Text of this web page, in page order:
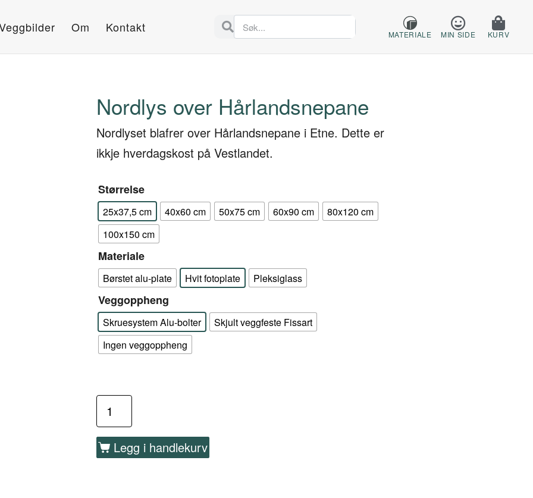
Om Kontakt MATERIALE MIN SIDE KURV
Nordlys over Hårlandsnepane
Nordlyset blafrer over Hårlandsnepane i Etne. Dette er
ikkje hverdagskost på Vestlandet.
Størrelse
25x37,5 cm 40x60 cm 50x75 cm 60x90 cm
80x120 cm
100x150 cm
Materiale
Børstet alu-plate Hvit fotoplate Pleksiglass
Veggoppheng
Skruesystem Alu-bolter
Skjult veggfeste Fissart
Ingen veggoppheng
Legg i handlekurv